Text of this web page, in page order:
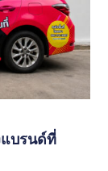
บรนด์ที่